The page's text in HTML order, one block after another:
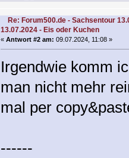
Re: Forum500.de - Sachsentour
13.07.2024 - Eis oder Kuchen
«Antwort #2 am: 09.07.2024, 11:08 »
Irgendwie komm
man nicht mehr
mal per
------